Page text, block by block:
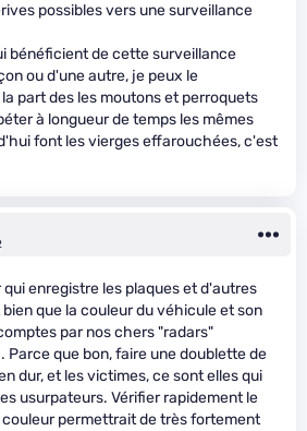
possibles vers une surveillance
bénéficient de cette surveillance
ou d'une autre, je peux le
part des les moutons et perroquets
à longueur de temps les mêmes
font les vierges effarouchées, c'est
enregistre les plaques et d'autres
que la couleur du véhicule et son
par nos chers "radars"
Parce que bon, faire une doublette de
dur, et les victimes, ce sont elles qui
usurpateurs. Vérifier rapidement le
permettrait de très fortement